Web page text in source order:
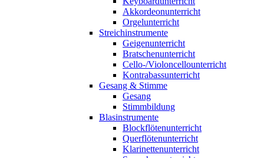
Akkordeonunterricht
Orgelunterricht
Streichinstrumente
Geigenunterricht
Bratschenunterricht
Cello-/Violoncellounterricht
Kontrabassunterricht
Gesang & Stimme
Gesang
Stimmbildung
Blasinstrumente
Blockflötenunterricht
Querflötenunterricht
Klarinettenunterricht